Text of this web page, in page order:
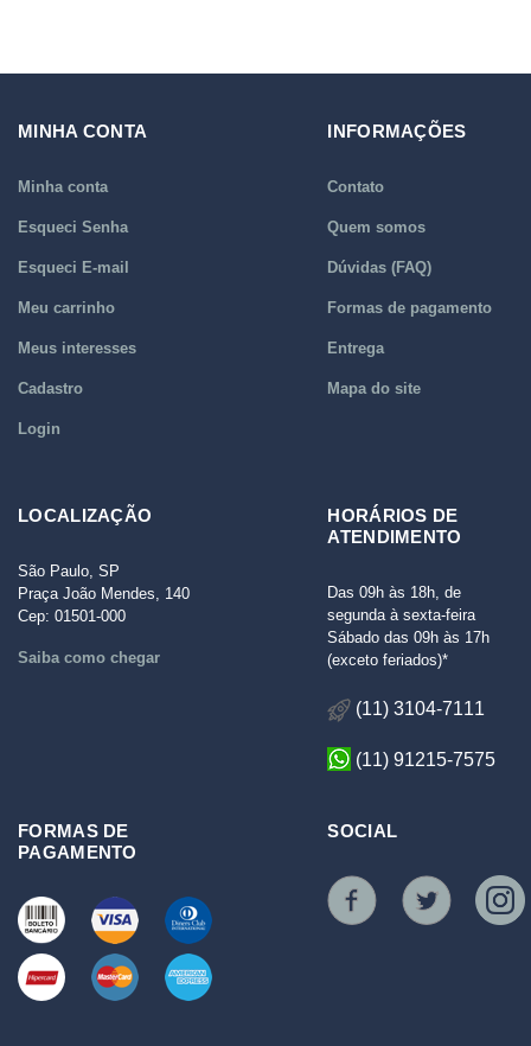
MINHA CONTA
Minha conta
Esqueci Senha
Esqueci E-mail
Meu carrinho
Meus interesses
Cadastro
Login
INFORMAÇÕES
Contato
Quem somos
Dúvidas (FAQ)
Formas de pagamento
Entrega
Mapa do site
LOCALIZAÇÃO
São Paulo, SP
Praça João Mendes, 140
Cep: 01501-000
Saiba como chegar
HORÁRIOS DE
ATENDIMENTO
Das 09h às 18h, de
segunda à sexta-feira
Sábado das 09h às 17h
(exceto feriados)*
(11) 3104-7111
(11) 91215-7575
FORMAS DE
PAGAMENTO
SOCIAL